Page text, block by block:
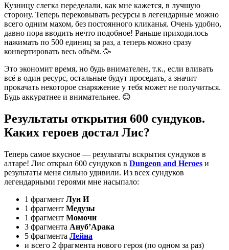
Кузницу слегка переделали, как мне кажется, в лучшую
сторону. Теперь перековывать ресурсы в легендарные можно
всего одним махом, без постоянного кликанья. Очень удобно,
давно пора вводить нечто подобное! Раньше приходилось
нажимать по 500 единиц за раз, а теперь можно сразу
конвертировать весь объём. 🥳
Это экономит время, но будь внимателен, т.к., если вливать
всё в один ресурс, остальные будут проседать, а значит
прокачать некоторое снаряжение у тебя может не получиться.
Будь аккуратнее и внимательнее. 😊
Результаты открытия 600 сундуков.
Каких героев достал Лис?
Теперь самое вкусное — результаты вскрытия сундуков в
алтаре! Лис открыл 600 сундуков в Dungeon and Heroes и
результаты меня сильно удивили. Из всех сундуков
легендарными героями мне насыпало:
1 фрагмент Лун И
1 фрагмент Медузы
1 фрагмент Момочи
3 фрагмента Ануб’Арака
5 фрагмента Лейна
и всего 2 фрагмента нового героя (по одном за раз)